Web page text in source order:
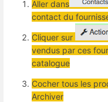
Aller dans
contact du
Cliquer sur
vendus par ces
catalogue
Cocher tous les
Archiver